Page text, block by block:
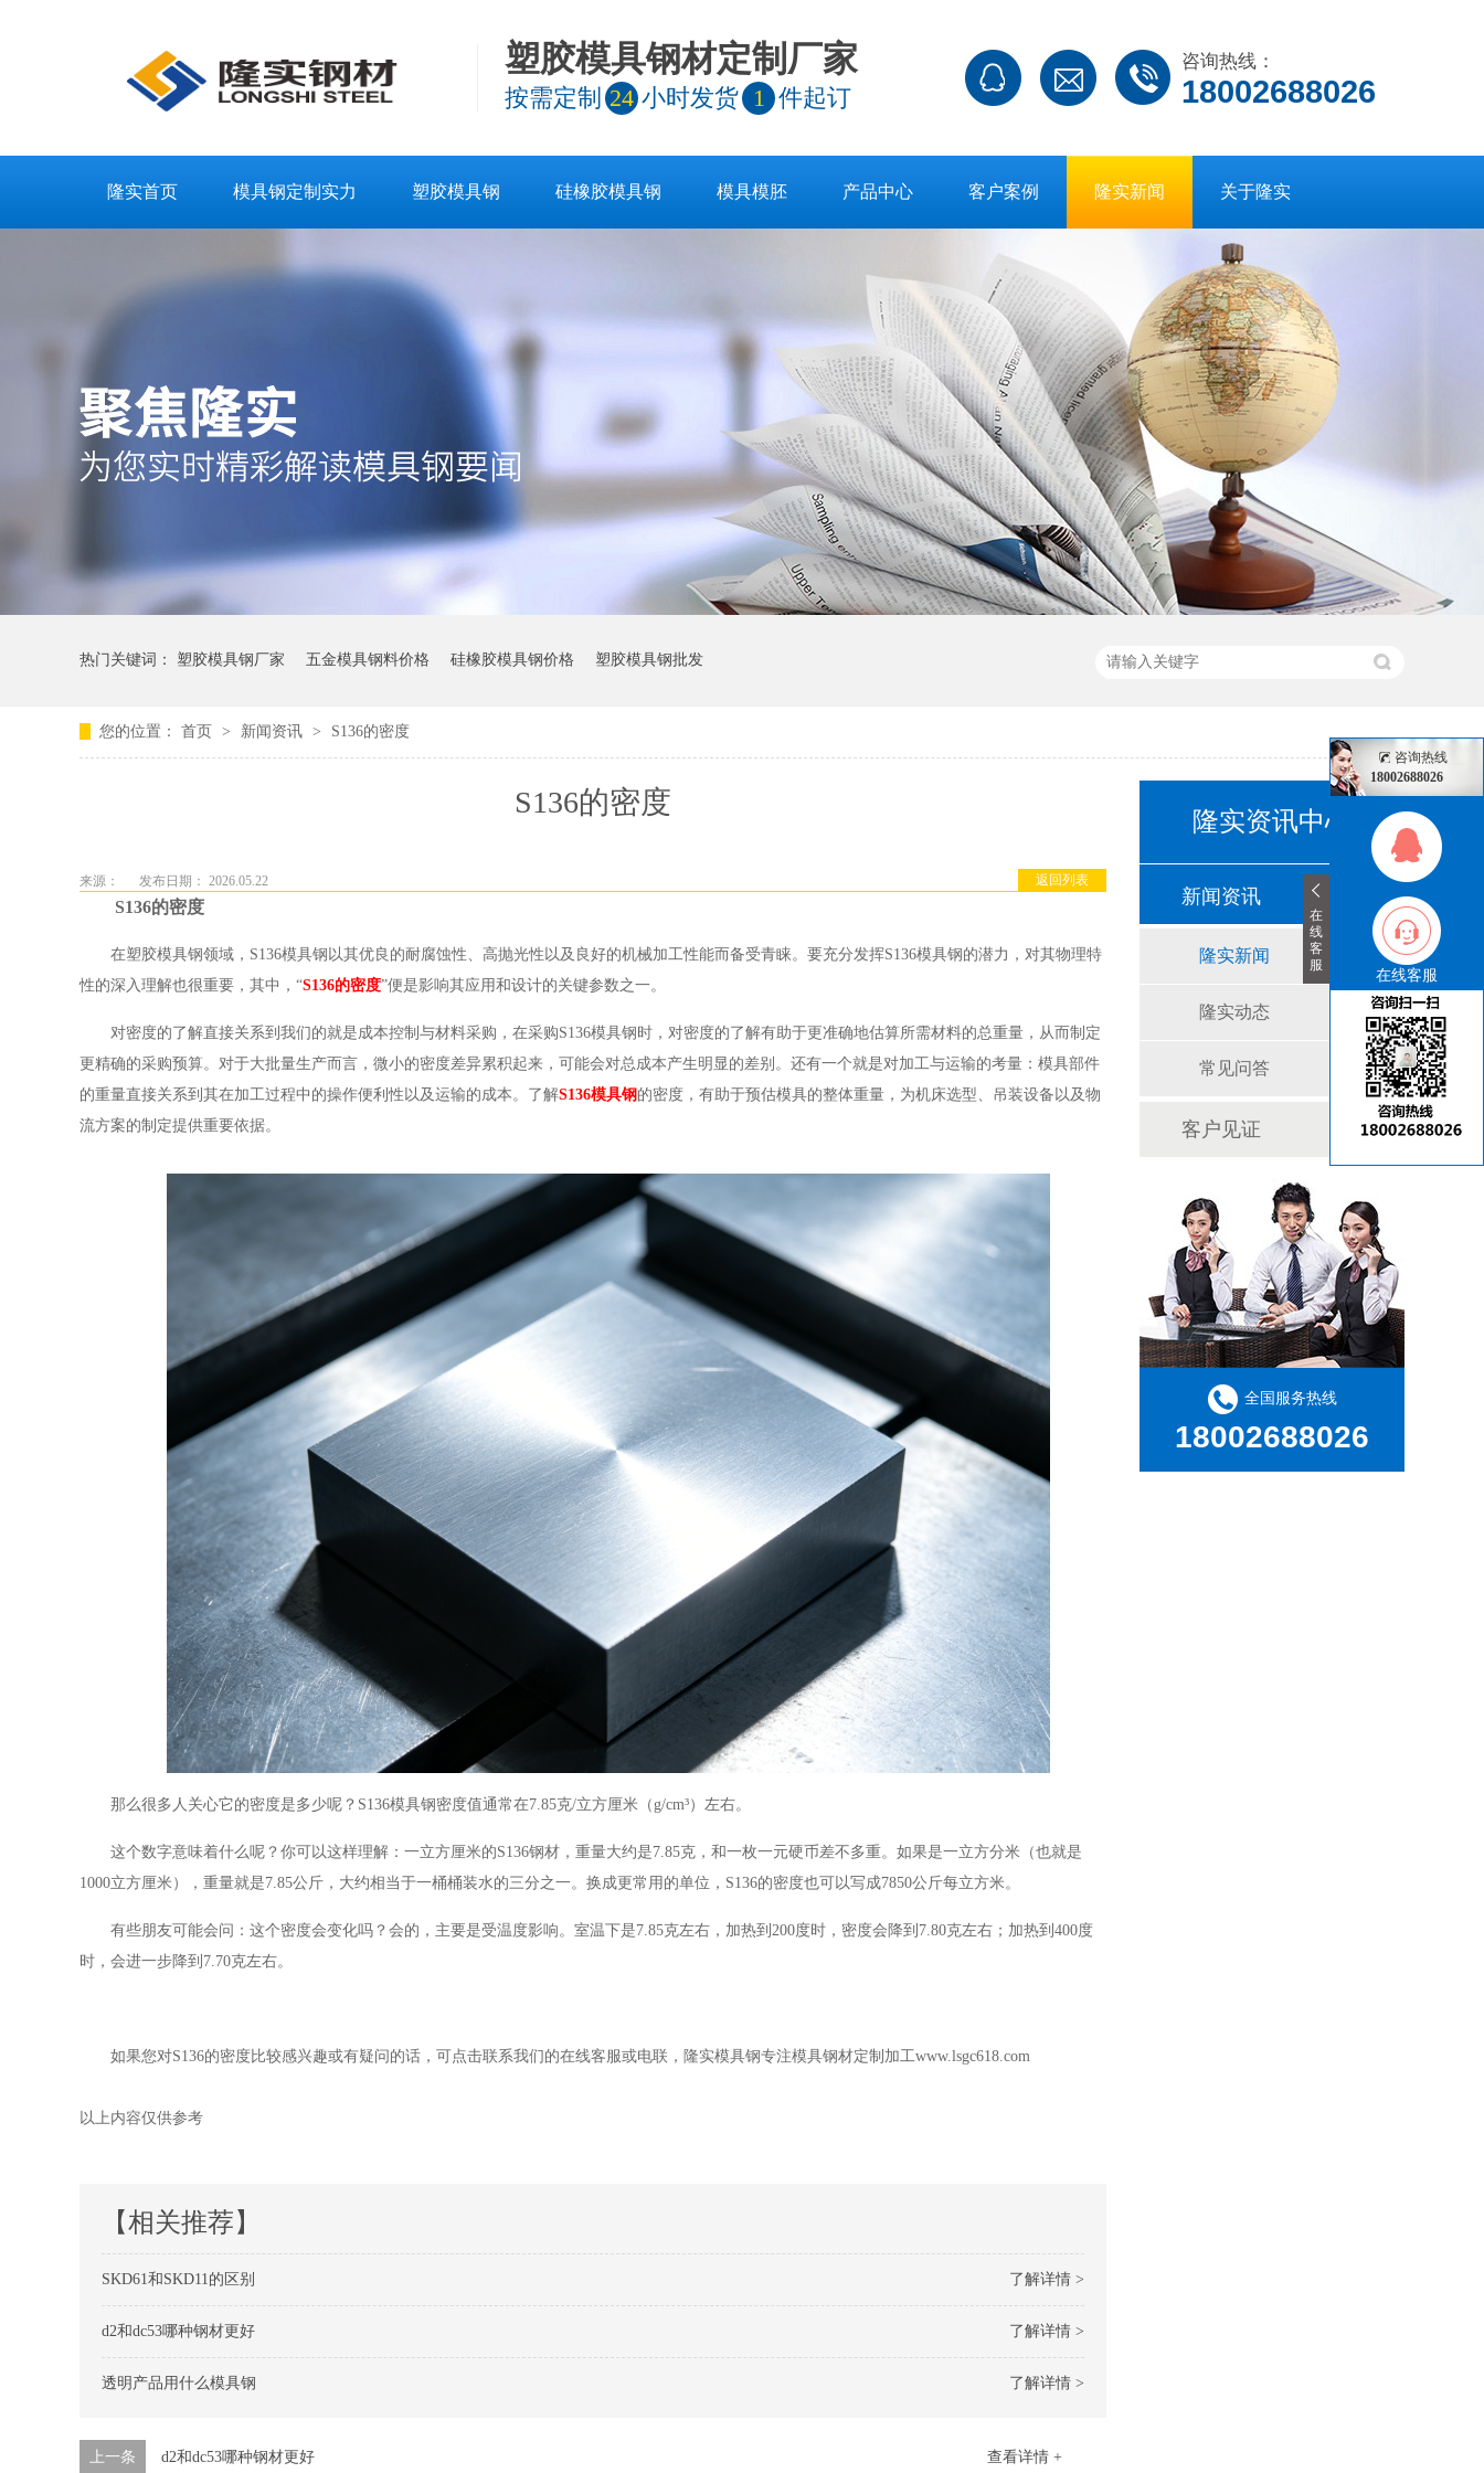
塑胶模具钢材定制厂家
按需定制 24 小时发货 1 件起订
咨询热线：
18002688026
隆实首页 模具钢定制实力 塑胶模具钢 硅橡胶模具钢 模具模胚 产品中心 客户案例 隆实新闻 关于隆实
热门关键词： 塑胶模具钢厂家 五金模具钢料价格 硅橡胶模具钢价格 塑胶模具钢批发
您的位置： 首页 > 新闻资讯 > S136的密度
S136的密度
返回列表
来源： 发布日期： 2026.05.22
S136的密度
在塑胶模具钢领域，S136模具钢以其优良的耐腐蚀性、高抛光性以及良好的机械加工性能而备受青睐。要充分发挥S136模具钢的潜力，对其物理特
性的深入理解也很重要，其中，“S136的密度”便是影响其应用和设计的关键参数之一。
对密度的了解直接关系到我们的就是成本控制与材料采购，在采购S136模具钢时，对密度的了解有助于更准确地估算所需材料的总重量，从而制定
更精确的采购预算。对于大批量生产而言，微小的密度差异累积起来，可能会对总成本产生明显的差别。还有一个就是对加工与运输的考量：模具部件
的重量直接关系到其在加工过程中的操作便利性以及运输的成本。了解S136模具钢 的密度，有助于预估模具的整体重量，为机床选型、吊装设备以及物
流方案的制定提供重要依据。
那么很多人关心它的密度是多少呢？S136模具钢密度值通常在7.85克/立方厘米（g/cm³）左右。
这个数字意味着什么呢？你可以这样理解：一立方厘米的S136钢材，重量大约是7.85克，和一枚一元硬币差不多重。如果是一立方分米（也就是
1000立方厘米），重量就是7.85公斤，大约相当于一桶桶装水的三分之一。换成更常用的单位，S136的密度也可以写成7850公斤每立方米。
有些朋友可能会问：这个密度会变化吗？会的，主要是受温度影响。室温下是7.85克左右，加热到200度时，密度会降到7.80克左右；加热到400度
时，会进一步降到7.70克左右。
如果您对S136的密度比较感兴趣或有疑问的话，可点击联系我们的在线客服或电联，隆实模具钢专注模具钢材定制加工www.lsgc618.com
以上内容仅供参考
【相关推荐】
了解详情 >
SKD61和SKD11的区别
了解详情 >
d2和dc53哪种钢材更好
了解详情 >
透明产品用什么模具钢
查看详情 +
上一条 d2和dc53哪种钢材更好
隆实资讯中心
新闻资讯
隆实新闻
隆实动态
常见问答
客户见证
全国服务热线
18002688026
在
线
客
服
咨询热线
18002688026
在线客服